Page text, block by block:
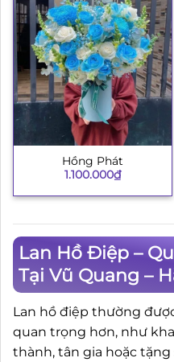
Hồng Phát
1.100.000₫
Lan Hồ Điệp –
Tại Vũ Quang –
Lan hồ điệp thường
quan trọng hơn, như
thành, tân gia hoặc tặng